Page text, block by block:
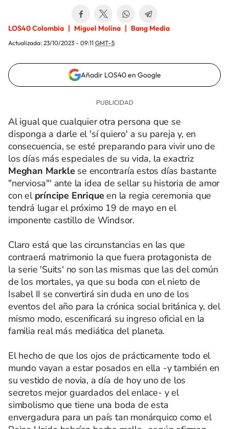
LOS40 Colombia Miguel Molina Bang Media
Actualizada: 23/10/2023 - 09:11 GMT-5
Añadir LOS40 en Google
Al igual que cualquier otra persona que se
disponga a darle el 'sí quiero' a su pareja y, en
consecuencia, se esté preparando para vivir uno de
los días más especiales de su vida, la exactriz
Meghan Marklese encontraría estos días bastante
"nerviosa"' ante la idea de sellar su historia de amor
con el príncipe Enriqueen la regia ceremonia que
tendrá lugar el próximo 19 de mayo en el
imponente castillo de Windsor.
Claro está que las circunstancias en las que
contraerá matrimonio la que fuera protagonista de
la serie 'Suits' no son las mismas que las del común
de los mortales, ya que su boda con el nieto de
Isabel II se convertirá sin duda en uno de los
eventos del año para la crónica social británica y, del
mismo modo, escenificará su ingreso oficial en la
familia real más mediática del planeta.
El hecho de que los ojos de prácticamente todo el
mundo vayan a estar posados en ella -y también en
su vestido de novia, a día de hoy uno de los
secretos mejor guardados del enlace- y el
simbolismo que tiene una boda de esta
envergadura para un país tan monárquico como el